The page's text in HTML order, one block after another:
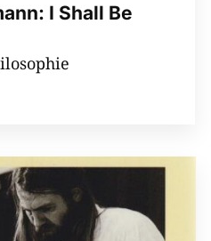
I Shall Be